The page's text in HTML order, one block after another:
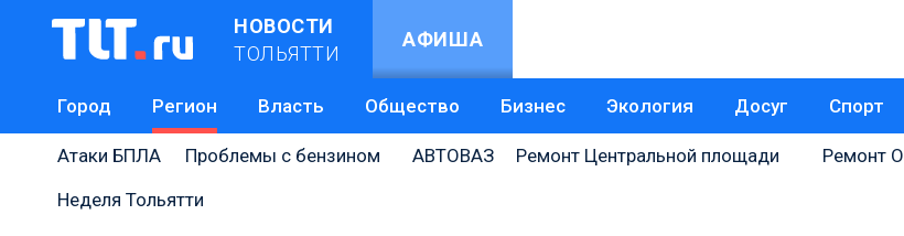
НОВОСТИ
ТОЛЬЯТТИ
АФИША
Город Регион Власть Общество Бизнес Экология Досуг Спорт
Атаки БПЛА Проблемы с бензином АВТОВАЗ Ремонт Центральной площади Ремонт
Неделя Тольятти